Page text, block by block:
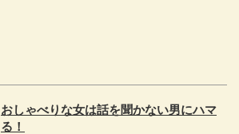
おしゃべりな女は話を聞かない男にハマ
る！